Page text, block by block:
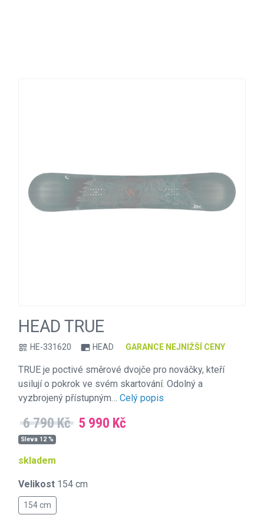
HEAD TRUE
qr_code HE-331620 branding_watermark HEAD GARANCE NEJNIŽŠÍ CENY
TRUE je poctivé směrové dvojče pro nováčky, kteří
usilují o pokrok ve svém skartování. Odolný a
vyzbrojený přístupným… Celý popis
6 790 Kč 5 990 Kč
Sleva 12 %
skladem
Velikost 154 cm
154 cm